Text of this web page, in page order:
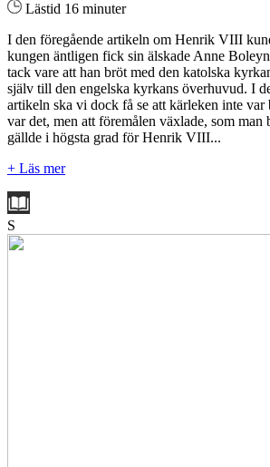
Lästid 16 minuter
I den föregående artikeln om Henrik VIII
kungen äntligen fick sin älskade Anne
tack vare att han bröt med den katolska
själv till den engelska kyrkans överhuvud. I
artikeln ska vi dock få se att kärleken inte var
var det, men att föremålen växlade, som man
gällde i högsta grad för Henrik VIII...
+ Läs mer
S